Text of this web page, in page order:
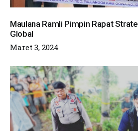
Maulana Ramli Pimpin Rapat
Global
Maret 3, 2024